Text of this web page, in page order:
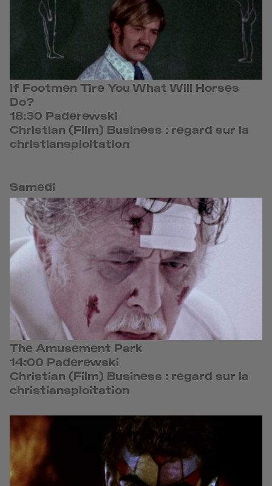
If Footmen Tire You What Will Horses
Do?
18:30 Paderewski
Christian (Film) Business : regard sur la
christiansploitation
Samedi
The Amusement Park
14:00 Paderewski
Christian (Film) Business : regard sur la
christiansploitation